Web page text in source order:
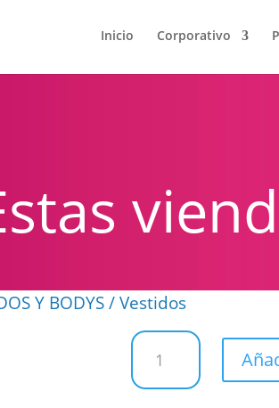
Inicio Corporativo
Y BODYS/ Vestidos
Vestidos
cantidad